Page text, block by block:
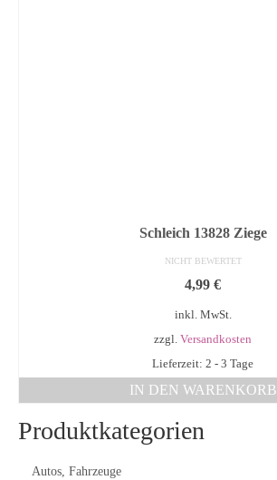
Schleich 13828 Ziege
NICHT BEWERTET
4,99 €
inkl. MwSt.
zzgl. Versandkosten
Lieferzeit: 2 - 3 Tage
IN DEN WARENKORB
Produktkategorien
Autos, Fahrzeuge